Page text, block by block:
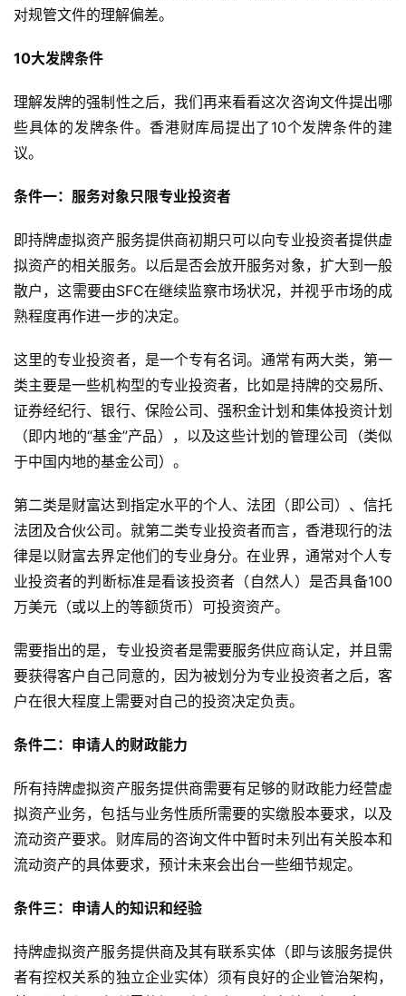
对规管文件的理解偏差。
10大发牌条件
理解发牌的强制性之后，我们再来看看这次咨询文件提出哪
些具体的发牌条件。香港财库局提出了10个发牌条件的建
议。
条件一：服务对象只限专业投资者
即持牌虚拟资产服务提供商初期只可以向专业投资者提供虚
拟资产的相关服务。以后是否会放开服务对象，扩大到一般
散户，这需要由SFC在继续监察市场状况，并视乎市场的成
熟程度再作进一步的决定。
这里的专业投资者，是一个专有名词。通常有两大类，第一
类主要是一些机构型的专业投资者，比如是持牌的交易所、
证券经纪行、银行、保险公司、强积金计划和集体投资计划
（即内地的“基金”产品），以及这些计划的管理公司（类似
于中国内地的基金公司）。
第二类是财富达到指定水平的个人、法团（即公司）、信托
法团及合伙公司。就第二类专业投资者而言，香港现行的法
律是以财富去界定他们的专业身分。在业界，通常对个人专
业投资者的判断标准是看该投资者（自然人）是否具备100
万美元（或以上的等额货币）可投资资产。
需要指出的是，专业投资者是需要服务供应商认定，并且需
要获得客户自己同意的，因为被划分为专业投资者之后，客
户在很大程度上需要对自己的投资决定负责。
条件二：申请人的财政能力
所有持牌虚拟资产服务提供商需要有足够的财政能力经营虚
拟资产业务，包括与业务性质所需要的实缴股本要求，以及
流动资产要求。财库局的咨询文件中暂时未列出有关股本和
流动资产的具体要求，预计未来会出台一些细节规定。
条件三：申请人的知识和经验
持牌虚拟资产服务提供商及其有联系实体（即与该服务提供
者有控权关系的独立企业实体）须有良好的企业管治架构，